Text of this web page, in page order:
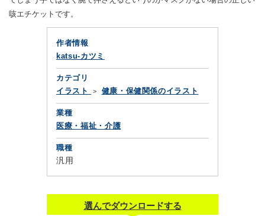
咳エチケットです。
作者情報
katsu-カツミ
カテゴリ
イラスト
健康・保健関係のイラスト
業種
医療・福祉・介護
職種
汎用
選んでダウンロードする